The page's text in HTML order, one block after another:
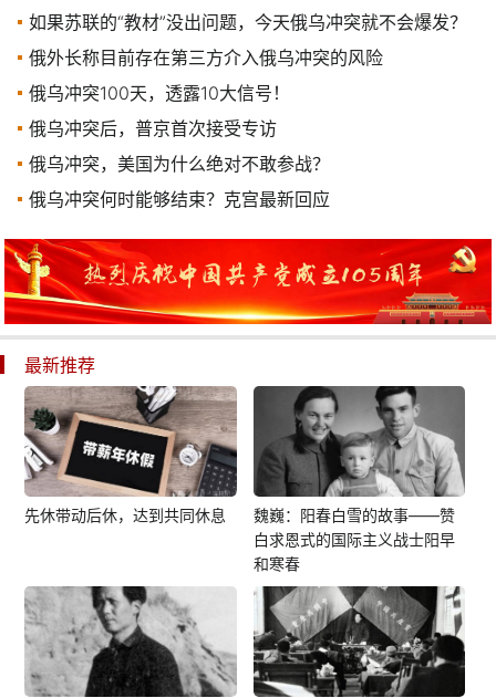
如果苏联的“教材”没出问题，今天俄乌冲突就不会爆发？
俄外长称目前存在第三方介入俄乌冲突的风险
俄乌冲突100天，透露10大信号！
俄乌冲突后，普京首次接受专访
俄乌冲突，美国为什么绝对不敢参战？
俄乌冲突何时能够结束？克宫最新回应
最新推荐
先休带动后休，达到共同休息
魏巍：阳春白雪的故事——赞
白求恩式的国际主义战士阳早
和寒春